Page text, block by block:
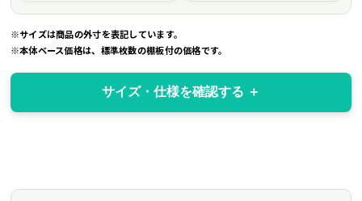
※サイズは商品の外寸を表記しています。
※本体ベース価格は、標準枚数の棚板付の価格です。
サイズ・仕様を確認する